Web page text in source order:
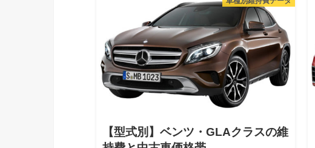
【型式別】ベンツ・GLAクラスの維